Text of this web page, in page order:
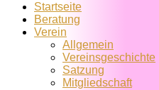
Startseite
Beratung
Verein
Allgemein
Vereins­geschichte
Satzung
Mitglied­schaft